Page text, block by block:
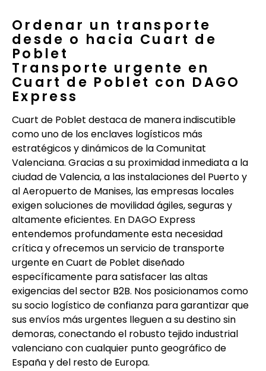
Ordenar un transporte
desde o hacia Cuart de
Poblet
Transporte urgente en
Cuart de Poblet con DAGO
Express
Cuart de Poblet destaca de manera indiscutible
como uno de los enclaves logísticos más
estratégicos y dinámicos de la Comunitat
Valenciana. Gracias a su proximidad inmediata a la
ciudad de Valencia, a las instalaciones del Puerto y
al Aeropuerto de Manises, las empresas locales
exigen soluciones de movilidad ágiles, seguras y
altamente eficientes. En DAGO Express
entendemos profundamente esta necesidad
crítica y ofrecemos un servicio de transporte
urgente en Cuart de Poblet diseñado
específicamente para satisfacer las altas
exigencias del sector B2B. Nos posicionamos como
su socio logístico de confianza para garantizar que
sus envíos más urgentes lleguen a su destino sin
demoras, conectando el robusto tejido industrial
valenciano con cualquier punto geográfico de
España y del resto de Europa.